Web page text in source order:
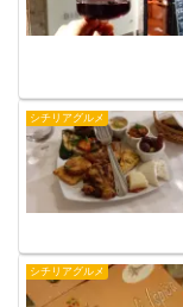
シチリアグルメ
シチリアグルメ